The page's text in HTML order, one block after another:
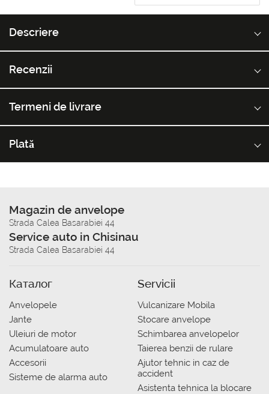
Descriere
Recenzii
Termeni de livrare
Plată
Magazin de anvelope
Strada Calea Basarabiei 44
Service auto in Chisinau
Strada Calea Basarabiei 44
Каталог
Anvelopele
Jante
Uleiuri de motor
Acumulatoare auto
Accesorii
Sisteme de alarma auto
Servicii
Vulcanizare Mobila
Stocare anvelope
Schimbarea anvelopelor
Taierea benzii de rulare
Ajutor tehnic in caz de
accident
Asistenta tehnica la blocare